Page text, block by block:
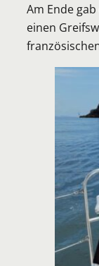
Am Ende
einen